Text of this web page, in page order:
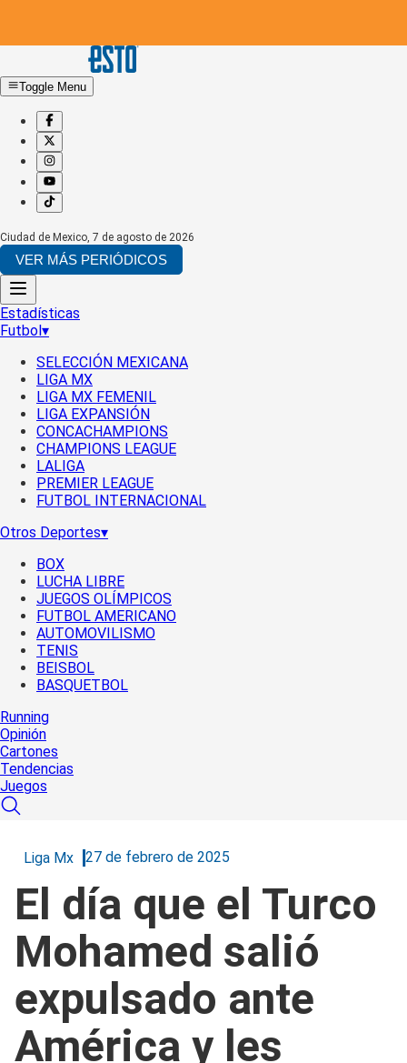
Toggle Menu
Ciudad de Mexico, 7 de agosto de 2026
VER MÁS PERIÓDICOS
Estadísticas
Futbol▾
SELECCIÓN MEXICANA
LIGA MX
LIGA MX FEMENIL
LIGA EXPANSIÓN
CONCACHAMPIONS
CHAMPIONS LEAGUE
LALIGA
PREMIER LEAGUE
FUTBOL INTERNACIONAL
Otros Deportes▾
BOX
LUCHA LIBRE
JUEGOS OLÍMPICOS
FUTBOL AMERICANO
AUTOMOVILISMO
TENIS
BEISBOL
BASQUETBOL
Running
Opinión
Cartones
Tendencias
Juegos
Liga Mx 27 de febrero de 2025
El día que el Turco
Mohamed salió
expulsado ante
América y les